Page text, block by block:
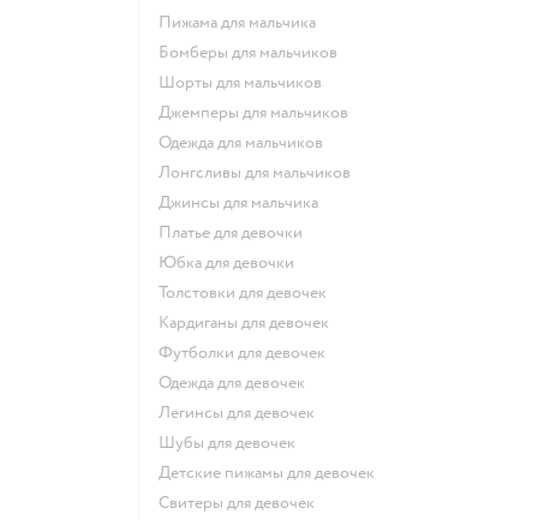
Пижама для мальчика
Бомберы для мальчиков
Шорты для мальчиков
Джемперы для мальчиков
Одежда для мальчиков
Лонгсливы для мальчиков
Джинсы для мальчика
Платье для девочки
Юбка для девочки
Толстовки для девочек
Кардиганы для девочек
Футболки для девочек
Одежда для девочек
Легинсы для девочек
Шубы для девочек
Детские пижамы для девочек
Свитеры для девочек